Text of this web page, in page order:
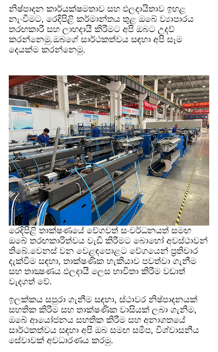
නිෂ්පාදන කාර්යක්ෂමතාව සහ ඵලදායිතාව ඉහළ
නැංවීමට, රෙදිපිළි කර්මාන්තය තුළ ඔබේ ව්‍යාපාරය
තරඟකාරී සහ ලාභදායී කිරීමට අපි ඔබට උදව්
කරන්නෙමු.ඔබගේ සාර්ථකත්වය සඳහා අපි සෑම
දෙයක්ම කරන්නෙමු.
රෙදිපිළි තාක්ෂණයේ වේගවත් සංවර්ධනයත් සමඟ
ඔබේ තරඟකාරිත්වය වැඩි කිරීමට බොහෝ අවස්ථාවන්
තිබේ.වෙනස් වන වෙළඳපොළට වේගයෙන් ප්‍රතිචාර
දැක්වීම සඳහා, තාක්ෂණික හැකියාව පවත්වා ගැනීම
සහ තාක්‍ෂණය ඵලදායී ලෙස භාවිතා කිරීම වඩාත්
වැදගත් වේ.
ඉලක්කය සපුරා ගැනීම සඳහා, ස්ථාවර නිෂ්පාදනයක්
සහතික කිරීම සහ තාක්ෂණික වාසියක් ලබා ගැනීම,
ඔබේ ආයෝජනය සහතික කිරීම සහ අනාගතයේ
සාර්ථකත්වය සඳහා අපි ඔබ සමඟ සමීප, විශ්වාසනීය
සේවාවක් අවධාරණය කරමු.